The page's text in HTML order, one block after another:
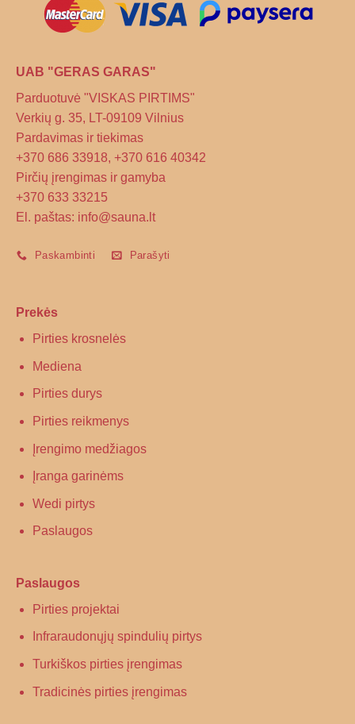
UAB "GERAS GARAS"
Parduotuvė "VISKAS PIRTIMS"
Verkių g. 35, LT-09109 Vilnius
Pardavimas ir tiekimas
+370 686 33918, +370 616 40342
Pirčių įrengimas ir gamyba
+370 633 33215
El. paštas: info@sauna.lt
Paskambinti Parašyti
Prekės
Pirties krosnelės
Mediena
Pirties durys
Pirties reikmenys
Įrengimo medžiagos
Įranga garinėms
Wedi pirtys
Paslaugos
Paslaugos
Pirties projektai
Infraraudonųjų spindulių pirtys
Turkiškos pirties įrengimas
Tradicinės pirties įrengimas